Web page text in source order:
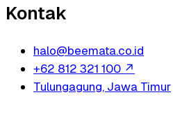
Kontak
halo@beemata.co.id
+62 812 321 100 ↗
Tulungagung, Jawa Timur